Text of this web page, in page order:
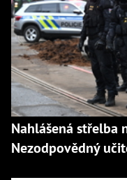
Nahlášená střelba
Nezodpovědný